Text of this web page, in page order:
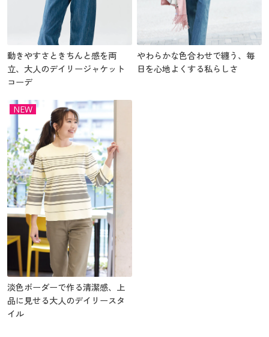
動きやすさときちんと感を両
立、大人のデイリージャケット
コーデ
やわらかな色合わせで纏う、毎
日を心地よくする私らしさ
NEW
淡色ボーダーで作る清潔感、上
品に見せる大人のデイリースタ
イル